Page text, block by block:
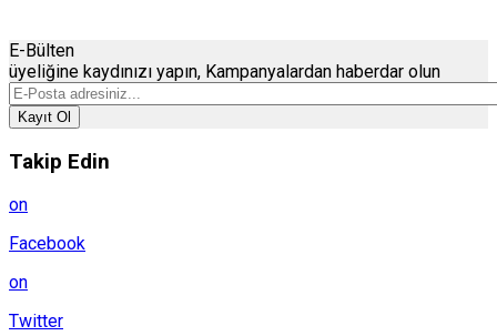
E-Bülten
üyeliğine kaydınızı yapın, Kampanyalardan haberdar olun
Kayıt Ol
Takip Edin
on
Facebook
on
Twitter